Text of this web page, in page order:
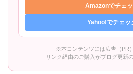
Amazonでチェッ
Yahoo!でチェッ
※本コンテンツには広告（PR
リンク経由のご購入がブログ更新